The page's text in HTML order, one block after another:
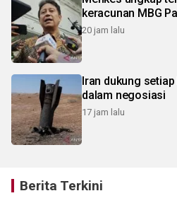
keracunan MBG
20 jam lalu
Iran dukung
dalam negosiasi
17 jam lalu
Berita Terkini